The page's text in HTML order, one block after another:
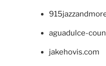
aguadulce-
jakehovis.com